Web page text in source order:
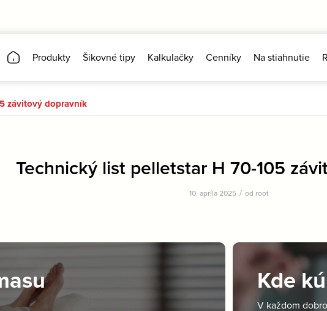
Produkty Šikovné tipy Kalkulačky Cenníky Na stiahnutie
závitový dopravník
Technický list pelletstar H 70-105
10. apríla 2025 / od root
Kde
V každom